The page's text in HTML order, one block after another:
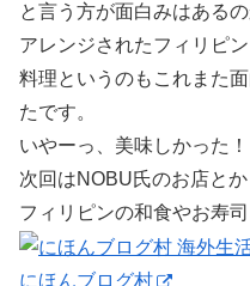
と言う方が面白みはある
アレンジされたフィリピン
料理というのもこれまた
たです。
いやーっ、美味しかった！
次回はNOBU氏のお店と
フィリピンの和食やお寿
にほんブログ村